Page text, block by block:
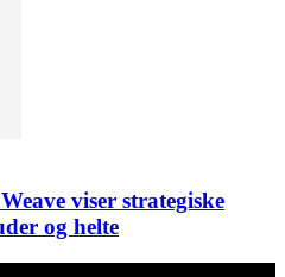
viser strategiske
og helte